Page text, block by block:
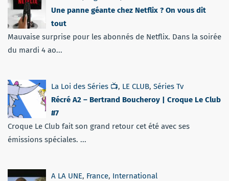
Une panne géante chez Netflix ? On vous dit
tout
Mauvaise surprise pour les abonnés de Netflix. Dans la soirée
du mardi 4 ao...
La Loi des Séries 📺, LE CLUB, Séries Tv
Récré A2 – Bertrand Boucheroy | Croque Le Club
#7
Croque Le Club fait son grand retour cet été avec ses
émissions spéciales. ...
A LA UNE, France, International